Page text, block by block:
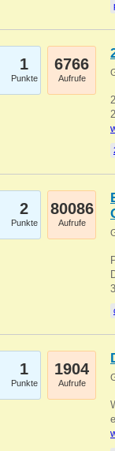
1
Punkte
6766
Aufrufe
2
Punkte
80086
Aufrufe
1
Punkte
1904
Aufrufe